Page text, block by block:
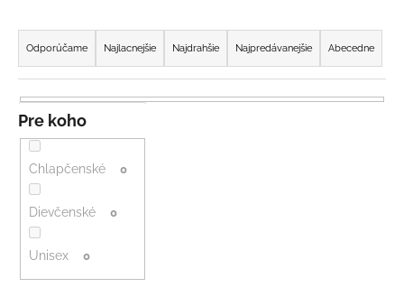
R
a
d
e
n
i
e
p
o
d
u
Odporúčame Najlacnejšie Najdrahšie Najpredávanejšie Abecedne
Pre koho
Chlapčenské 0
Dievčenské 0
Unisex 0
HĽADAŤ
O
d
ú